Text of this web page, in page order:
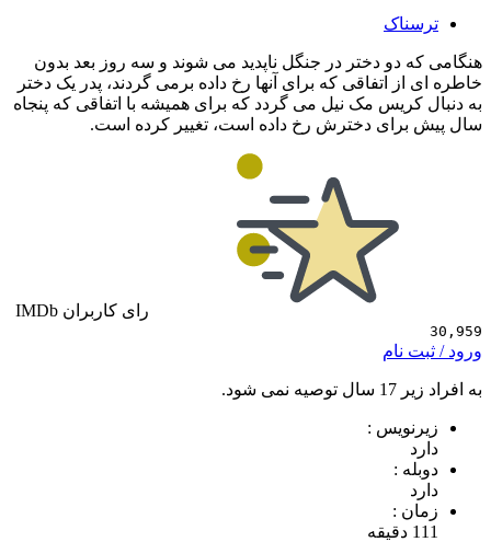
دو دختر در جنگل ناپدید می شوند و سه روز بعد بدون
اتفاقی که برای آنها رخ داده برمی گردند، پدر یک دختر
مک نیل می گردد که برای همیشه با اتفاقی که پنجاه
دخترش رخ داده است، تغییر کرده است.
رای کاربران IMDb
نام
شود.
: